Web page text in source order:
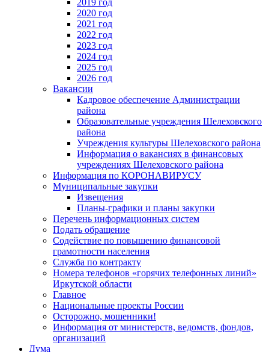
2020 год
2021 год
2022 год
2023 год
2024 год
2025 год
2026 год
Вакансии
Кадровое обеспечение Администрации
района
Образовательные учреждения Шелеховского
района
Учреждения культуры Шелеховского района
Информация о вакансиях в финансовых
учреждениях Шелеховского района
Информация по КОРОНАВИРУСУ
Муниципальные закупки
Извещения
Планы-графики и планы закупки
Перечень информационных систем
Подать обращение
Содействие по повышению финансовой
грамотности населения
Служба по контракту
Номера телефонов «горячих телефонных линий»
Иркутской области
Главное
Национальные проекты России
Осторожно, мошенники!
Информация от министерств, ведомств, фондов,
организаций
Дума